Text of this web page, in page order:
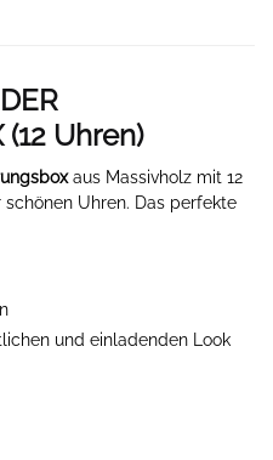
(12 Uhren)
aus Massivholz mit 12
Uhren. Das perfekte
und einladenden Look